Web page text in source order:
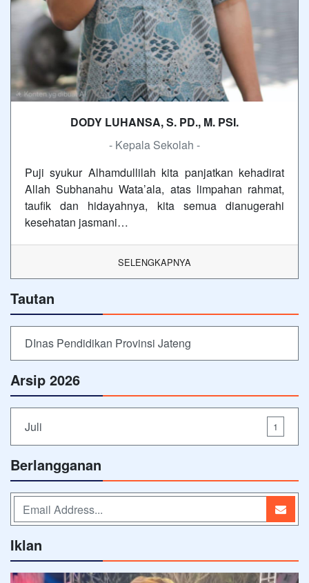
DODY LUHANSA, S. PD., M. PSI.
- Kepala Sekolah -
Puji syukur Alhamdullilah kita panjatkan kehadirat
Allah Subhanahu Wata’ala, atas limpahan rahmat,
taufik dan hidayahnya, kita semua dianugerahi
kesehatan jasmani…
SELENGKAPNYA
Tautan
DInas Pendidikan Provinsi Jateng
Arsip 2026
Juli 1
Berlangganan
Iklan